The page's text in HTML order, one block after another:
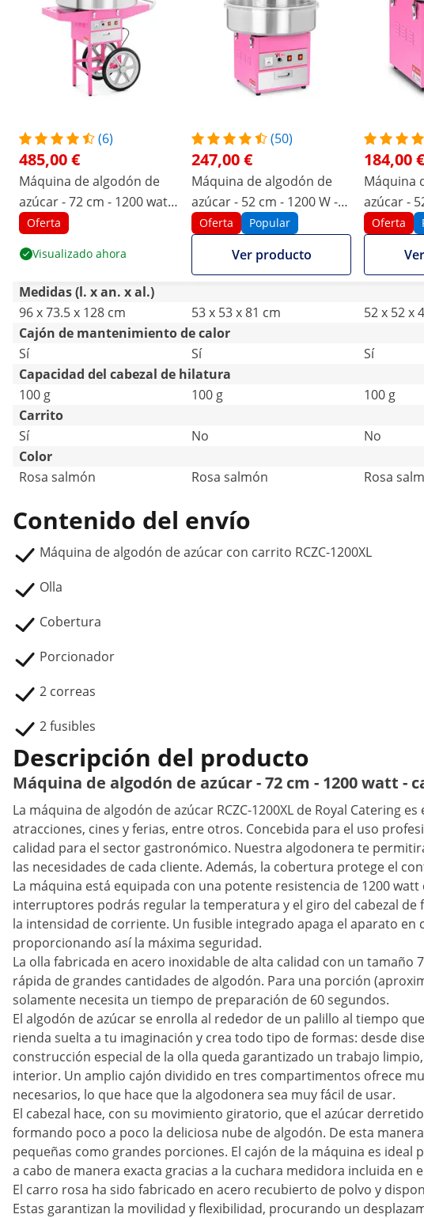
(6)
485,00 €
Máquina de algodón de
azúcar - 72 cm - 1200 watt
- carro incluido
Oferta
Visualizado ahora
(50)
247,00 €
Máquina de algodón de
azúcar - 52 cm - 1200 W -
cobertura
Oferta Popular
Ver producto
184,00 €
Máquina
azúcar -
Oferta
Medidas (l. x an. x al.)
96 x 73.5 x 128 cm
53 x 53 x 81 cm 52 x 52 x
Cajón de mantenimiento de calor
Sí
Sí Sí
Capacidad del cabezal de hilatura
100 g
100 g 100 g
Carrito
Sí
No No
Color
Rosa salmón
Rosa salmón Rosa
Contenido del envío
Máquina de algodón de azúcar con carrito RCZC-1200XL
Olla
Cobertura
Porcionador
2 correas
2 fusibles
Descripción del producto
Máquina de algodón de azúcar - 72 cm - 1200 watt -
La máquina de algodón de azúcar RCZC-1200XL de Royal Catering
atracciones, cines y ferias, entre otros. Concebida para el uso
calidad para el sector gastronómico. Nuestra algodonera te
las necesidades de cada cliente. Además, la cobertura protege el
La máquina está equipada con una potente resistencia de 1200
interruptores podrás regular la temperatura y el giro del cabezal de
la intensidad de corriente. Un fusible integrado apaga el aparato en
proporcionando así la máxima seguridad.
La olla fabricada en acero inoxidable de alta calidad con un tamaño
rápida de grandes cantidades de algodón. Para una porción
solamente necesita un tiempo de preparación de 60 segundos.
El algodón de azúcar se enrolla al rededor de un palillo al tiempo
rienda suelta a tu imaginación y crea todo tipo de formas: desde
construcción especial de la olla queda garantizado un trabajo
interior. Un amplio cajón dividido en tres compartimentos ofrece
necesarios, lo que hace que la algodonera sea muy fácil de usar.
El cabezal hace, con su movimiento giratorio, que el azúcar
formando poco a poco la deliciosa nube de algodón. De esta
pequeñas como grandes porciones. El cajón de la máquina es ideal
a cabo de manera exacta gracias a la cuchara medidora incluida en
El carro rosa ha sido fabricado en acero recubierto de polvo y
Estas garantizan la movilidad y flexibilidad, procurando un